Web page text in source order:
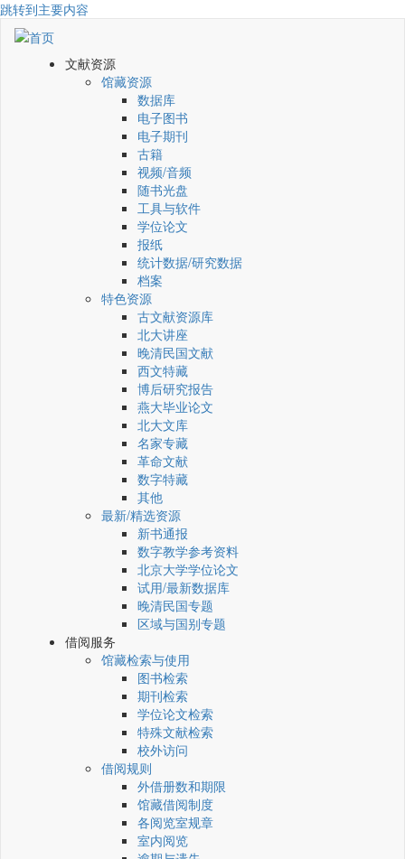
跳转到主要内容
文献资源
馆藏资源
数据库
电子图书
电子期刊
古籍
视频/音频
随书光盘
工具与软件
学位论文
报纸
统计数据/研究数据
档案
特色资源
古文献资源库
北大讲座
晚清民国文献
西文特藏
博后研究报告
燕大毕业论文
北大文库
名家专藏
革命文献
数字特藏
其他
最新/精选资源
新书通报
数字教学参考资料
北京大学学位论文
试用/最新数据库
晚清民国专题
区域与国别专题
借阅服务
馆藏检索与使用
图书检索
期刊检索
学位论文检索
特殊文献检索
校外访问
借阅规则
外借册数和期限
馆藏借阅制度
各阅览室规章
室内阅览